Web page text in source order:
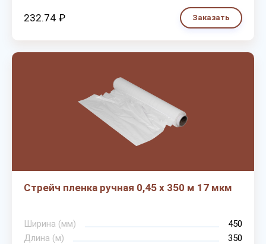
232.74 ₽ Заказать
Стрейч пленка ручная 0,45 х 350 м 17 мкм
Ширина (мм)
450
Длина (м)
350